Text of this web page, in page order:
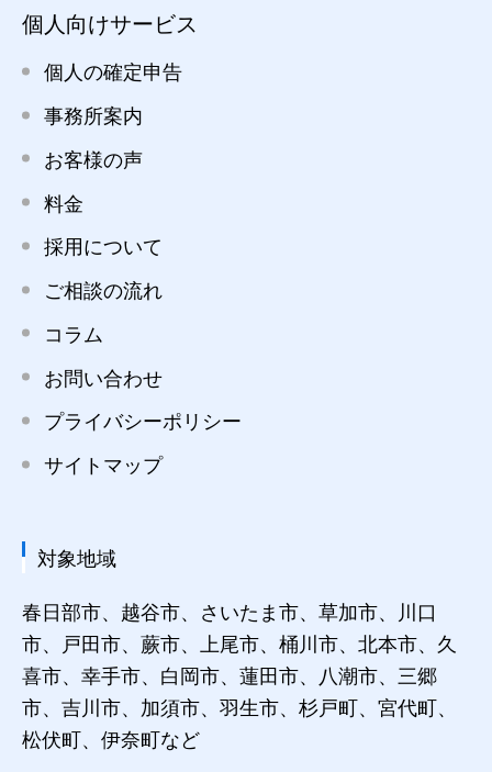
個人向けサービス
個人の確定申告
事務所案内
お客様の声
料金
採用について
ご相談の流れ
コラム
お問い合わせ
プライバシーポリシー
サイトマップ
対象地域
春日部市、越谷市、さいたま市、草加市、川口
市、戸田市、蕨市、上尾市、桶川市、北本市、久
喜市、幸手市、白岡市、蓮田市、八潮市、三郷
市、吉川市、加須市、羽生市、杉戸町、宮代町、
松伏町、伊奈町など